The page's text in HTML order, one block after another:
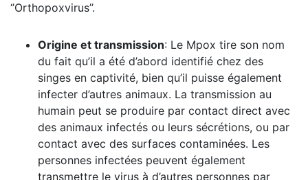
‘’Orthopoxvirus’’.
Origine et transmission: Le Mpox tire son nom
du fait qu’il a été d’abord identifié chez des
singes en captivité, bien qu’il puisse également
infecter d’autres animaux. La transmission au
humain peut se produire par contact direct avec
des animaux infectés ou leurs sécrétions, ou par
contact avec des surfaces contaminées. Les
personnes infectées peuvent également
transmettre le virus à d’autres personnes par